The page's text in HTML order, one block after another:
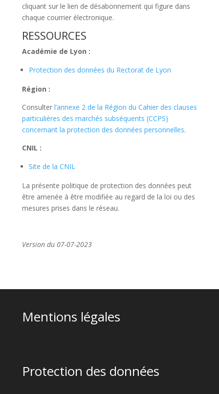
cliquant sur le lien de désabonnement qui figure dans
chaque courrier électronique.
RESSOURCES
Académie de Lyon :
Protection des données du Rectorat de Lyon
Région :
Consulter l’annexe 2 de la Région du Cahier des clauses
particulières des marchés subséquents (CCPS)
concernant la protection des données personnelles.
CNIL :
Site de la CNIL
La présente politique de protection des données peut
être amenée à être modifiée au regard de la loi ou des
mesures prises dans le réseau.
Version du 07-07-2023
Mentions légales
Protection des données